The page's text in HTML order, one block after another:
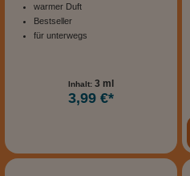
warmer Duft
Bestseller
für unterwegs
Inhalt: 3 ml
3,99 €*